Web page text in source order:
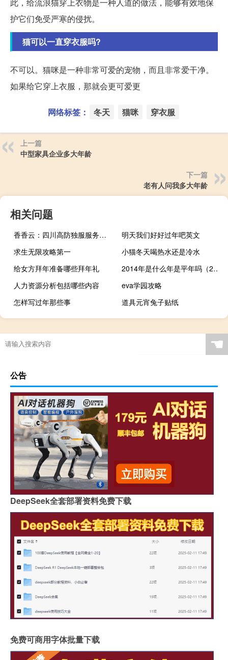
此，给流浪猫穿上衣物是一种人道的做法，能够有效地保
护它们免受严寒的侵扰。
猫可以一直穿衣服吗?
不可以。猫咪是一种非常可爱的宠物，而且非常爱干净。
如果给它穿上衣服，那就会更可爱更
网络标签： 冬天 猫咪 穿衣服
上一篇
中型家具企业多大年龄
下一篇
老有人问我多大年龄
相关问题
香香云：四川高防独服服务器低至245元，E5-2620v2*2/16g内存/240gSSD/30M带宽，免费DDoS防御+CC策略
明天我们好好过年吧英文
求生无限攻略第一
小猫冬天喝热水还是冷水
给女方拜年准备哪些拜年礼
2014年是什么年是平年吗（2014年是什么年）
人力资源分析包括哪些内容
eva学园攻略
怎样写过年那些事
道具元宵兔子贴纸
☚
公告
DeepSeek全套部署资料免费下载
免费可商用字体批量下载